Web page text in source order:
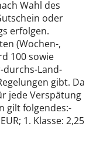
Wahl des
oder
erfolgen.
(Wochen-,
100 sowie
durchs-Land-
gibt. Da
jede Verspätung
gilt folgendes:-
1. Klasse: 2,25